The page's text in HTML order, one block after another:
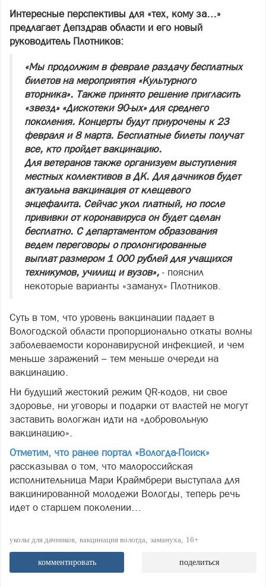
Интересные перспективы для «тех, кому за…»
предлагает Депздрав области и его новый
руководитель Плотников:
«Мы продолжим в феврале раздачу бесплатных
билетов на мероприятия «Культурного
вторника». Также принято решение пригласить
«звезд» «Дискотеки 90-ых» для среднего
поколения. Концерты будут приурочены к 23
февраля и 8 марта. Бесплатные билеты получат
все, кто пройдет вакцинацию.
Для ветеранов также организуем выступления
местных коллективов в ДК. Для дачников будет
актуальна вакцинация от клещевого
энцефалита. Сейчас укол платный, но после
прививки от коронавируса он будет сделан
бесплатно. С департаментом образования
ведем переговоры о пролонгированные
выплат размером 1 000 рублей для учащихся
техникумов, училищ и вузов», - пояснил
некоторые варианты «заманух» Плотников.
Суть в том, что уровень вакцинации падает в
Вологодской области пропорционально откаты волны
заболеваемости коронавирусной инфекцией, и чем
меньше заражений – тем меньше очереди на
вакцинацию.
Ни будущий жестокий режим QR-кодов, ни свое
здоровье, ни уговоры и подарки от властей не могут
заставить вологжан идти на «добровольную
вакцинацию».
Отметим, что ранее портал «Вологда-Поиск»
рассказывал о том, что малороссийская
исполнительница Мари Краймбрери выступала для
вакцинированной молодежи Вологды, теперь речь
идет о старшем поколении…
уколы для дачников вакцинация вологда замануха 16+
комментировать поделиться